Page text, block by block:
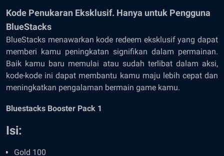
Kode Penukaran Eksklusif. Hanya untuk Pengguna
BlueStacks
BlueStacks menawarkan kode redeem eksklusif yang dapat
memberi kamu peningkatan signifikan dalam permainan.
Baik kamu baru memulai atau sudah terlibat dalam aksi,
kode-kode ini dapat membantu kamu maju lebih cepat dan
meningkatkan pengalaman bermain game kamu.
Bluestacks Booster Pack 1
Isi:
Gold 100